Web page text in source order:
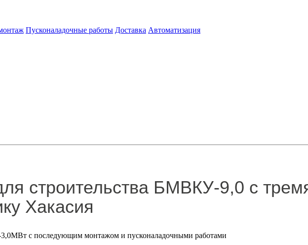
Пусконаладочные работы Доставка Автоматизация
строительства БМВКУ-9,0 с
Хакасия
с последующим монтажом и пусконаладочными работами